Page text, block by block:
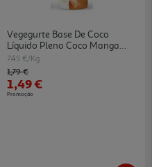
Vegegurte Base De Coco
Líquido Pleno Coco Manga
200g
7.45 €/Kg
Price reduced from
1,79 €to
1,49 €
Promoção